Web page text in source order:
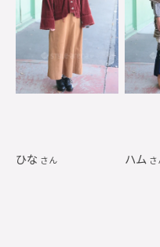
ひな さん ハム さ